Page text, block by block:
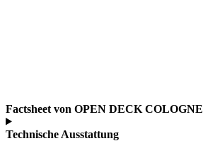
Factsheet von OPEN DECK COLOGNE
Technische Ausstattung